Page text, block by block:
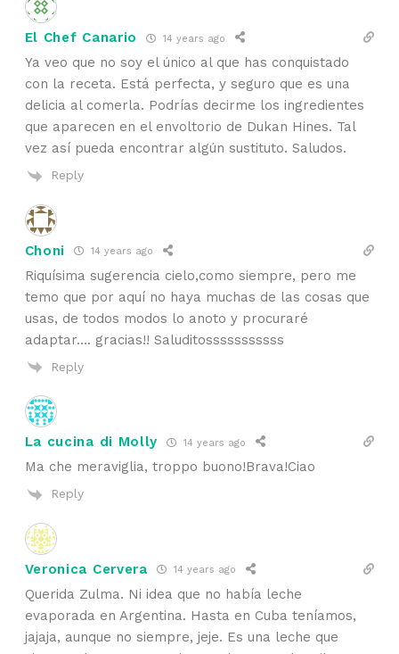
El Chef Canario 14 years ago
Ya veo que no soy el único al que has conquistado
con la receta. Está perfecta, y seguro que es una
delicia al comerla. Podrías decirme los ingredientes
que aparecen en el envoltorio de Dukan Hines. Tal
vez así pueda encontrar algún sustituto. Saludos.
Reply
Choni 14 years ago
Riquísima sugerencia cielo,como siempre, pero me
temo que por aquí no haya muchas de las cosas que
usas, de todos modos lo anoto y procuraré
adaptar…. gracias!! Saluditosssssssssss
Reply
La cucina di Molly 14 years ago
Ma che meraviglia, troppo buono!Brava!Ciao
Reply
Veronica Cervera 14 years ago
Querida Zulma. Ni idea que no había leche
evaporada en Argentina. Hasta en Cuba teníamos,
jajaja, aunque no siempre, jeje. Es una leche que